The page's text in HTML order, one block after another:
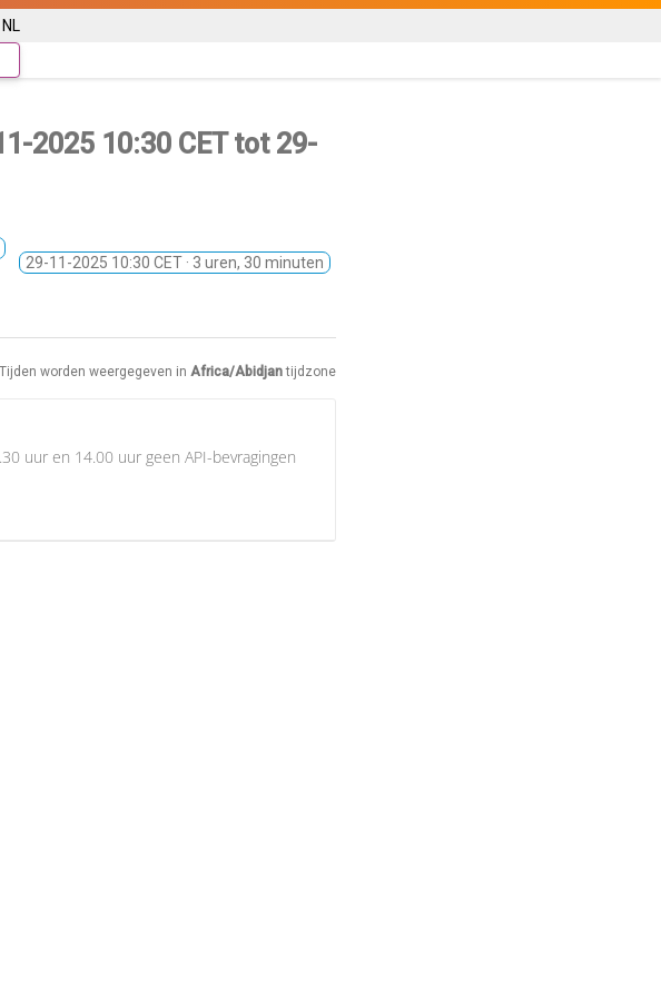
NL
2025 10:30 CETtot 29-
29-11-2025 10:30 CET · 3 uren, 30 minuten
Tijden worden weergegeven in Africa/Abidjantijdzone
uur en 14.00 uur geen API-bevragingen